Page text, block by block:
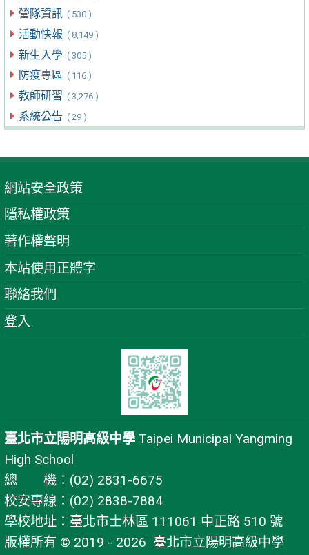
營隊資訊 ( 530 )
活動快報 ( 8,149 )
新生入學 ( 305 )
防疫專區 ( 116 )
教師研習 ( 3,276 )
系統公告 ( 29 )
網站安全政策
隱私權政策
著作權聲明
本站使用正體字
聯絡我們
登入
臺北市立陽明高級中學 Taipei Municipal Yangming
High School
總 機：(02) 2831-6675
校安專線：(02) 2838-7884
學校地址：臺北市士林區 111061 中正路 510 號
版權所有 © 2019 - 2026 臺北市立陽明高級中學